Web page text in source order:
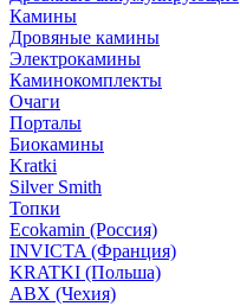
Камины
Дровяные камины
Электрокамины
Каминокомплекты
Очаги
Порталы
Биокамины
Kratki
Silver Smith
Топки
Ecokamin (Россия)
INVICTA (Франция)
KRATKI (Польша)
ABX (Чехия)